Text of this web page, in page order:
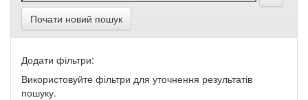
Почати новий пошук
Додати фільтри:
Використовуйте фільтри для уточнення результатів
пошуку.